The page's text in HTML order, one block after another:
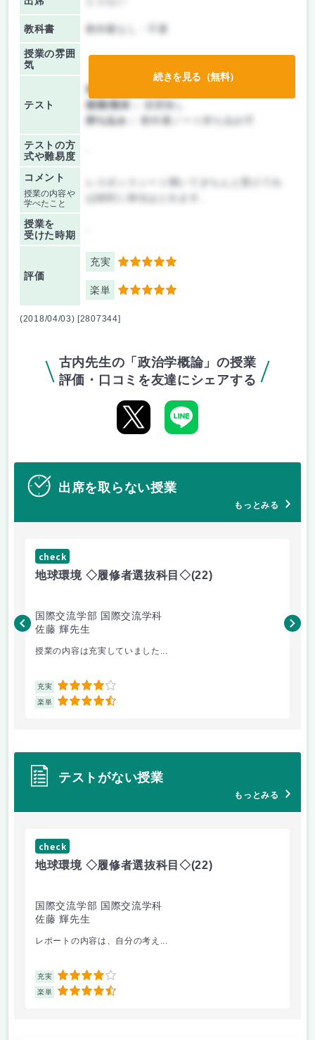
教科書 教科書なし・不要
授業の雰囲
気
テスト
前期/中間：
後期/期末：
授業無し
持ち込み：
教科書ノート持ち込み可
テストの方
式や難易度
コメント
授業の内容や
学べたこと
授業を
受けた時期
評価
充実 5
楽単 5
続きを見る（無料）
(2018/04/03) [2807344]
古内先生の「政治学概論」の授業
評価・口コミを友達にシェアする
出席を取らない授業
もっとみる
check
地球環境 ◇履修者選抜科目◇(22)
国際交流学部 国際交流学科
佐藤 輝先生
授業の内容は充実していました...
充実 4
楽単 4.5
佐
テストがない授業
もっとみる
check
地球環境 ◇履修者選抜科目◇(22)
国際交流学部 国際交流学科
佐藤 輝先生
レポートの内容は、自分の考え...
充実 4
楽単 4.5